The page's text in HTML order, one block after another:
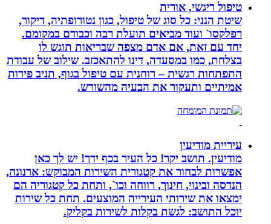
טיפול ריגשי, אורית
שיטת הנני: כל סוג של טיפול, כגון נטורופתיה, דיקור,
רפלקסו` ועוד מביאים תועלת רבה וכבודם במקומם.
יחד עם זאת, אם אדם מצפה שבריאות תוגש לו
בצלחת, כמו במסעדה, דינו להתאכזב. שילוב של עבודת
התפתחות רגשית – רוחנית עם טיפול בגוף, תניב פירות
אמיתיים ותעקור את הבעיה מהשורש.
עיריית מודיעין
מודיעין. תושב יקר! כל העיר בכף ידך! יש לך כאן
אפשרות לבחור את קטגורית השירות המבוקש: ארנונה,
הנדסה ובינוי, חינוך, רווחה וכו`, ותחת כל קטגוריה הם
ימצאו את שירותי העירייה המוצעים. תחת כל שירות
יוכל התושב: לגשת בקלות לשירות בקליק.